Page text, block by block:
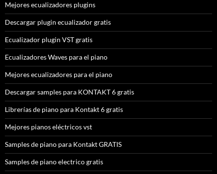
Mejores ecualizadores plugins
Descargar plugin ecualizador gratis
Ecualizador plugin VST gratis
Ecualizadores Waves para el piano
Mejores ecualizadores para el piano
Descargar samples para KONTAKT 6 gratis
Librerías de piano para Kontakt 6 gratis
Mejores pianos eléctricos vst
Samples de piano para Kontakt GRATIS
Samples de piano electrico gratis